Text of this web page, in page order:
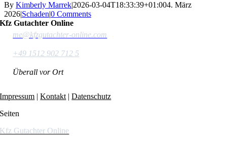
By Kimberly Marrek2026-03-04T18:33:39+01:004. März
2026 Schaden0 Comments
Kfz Gutachter Online
me@kfzgutachter-online.com
+49 1512 902 712 5
Überall vor Ort
Impressum |Kontakt|Datenschutz
Seiten
Kfz Gutachter Online